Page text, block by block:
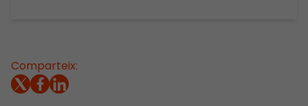
Comparteix: